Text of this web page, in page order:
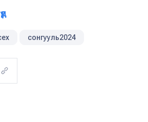
сонгууль2024